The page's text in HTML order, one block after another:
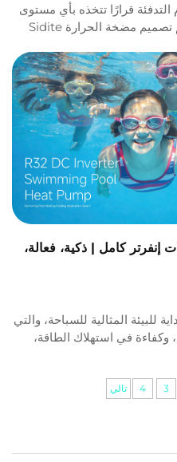
التدفئة قرارًا تتخذه بأي مستوى
من عدم اليقين. ولهذا السبب تم تصميم مضخة الحرارة Sidite
كامل | ذكية، فعالة،
للبيئة المثالية للسباحة، والتي
وكفاءة في استهلاك الطاقة،
3
4 تالي